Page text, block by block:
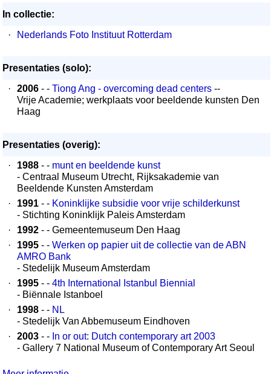
In collectie:
·
Nederlands Foto Instituut Rotterdam
Presentaties (solo):
·
2006 - - Tiong Ang - overcoming dead centers --
Vrije Academie; werkplaats voor beeldende kunsten Den
Haag
Presentaties (overig):
·
1988 - - munt en beeldende kunst
- Centraal Museum Utrecht, Rijksakademie van
Beeldende Kunsten Amsterdam
·
1991 - - Koninklijke subsidie voor vrije schilderkunst
- Stichting Koninklijk Paleis Amsterdam
·
1992 - - Gemeentemuseum Den Haag
·
1995 - - Werken op papier uit de collectie van de ABN
AMRO Bank
- Stedelijk Museum Amsterdam
·
1995 - - 4th International Istanbul Biennial
- Biënnale Istanboel
·
1998 - - NL
- Stedelijk Van Abbemuseum Eindhoven
·
2003 - - In or out: Dutch contemporary art 2003
- Gallery 7 National Museum of Contemporary Art Seoul